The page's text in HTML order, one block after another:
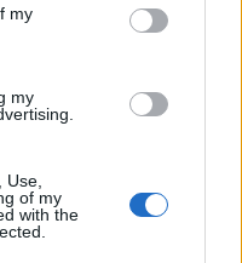
my
my
of my
with the
A SZERZŐTŐL